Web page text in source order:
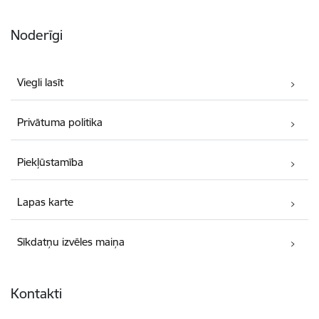
Noderīgi
Viegli lasīt
Privātuma politika
Piekļūstamība
Lapas karte
Sīkdatņu izvēles maiņa
Kontakti